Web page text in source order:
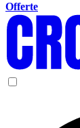
Offerte